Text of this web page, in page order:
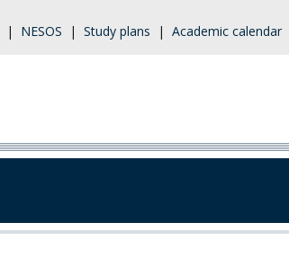
| NESOS | Study plans | Academic calendar